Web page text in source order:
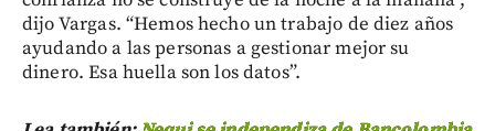
dijo Vargas. “Hemos hecho un trabajo de diez años
ayudando a las personas a gestionar mejor su
dinero. Esa huella son los datos”.